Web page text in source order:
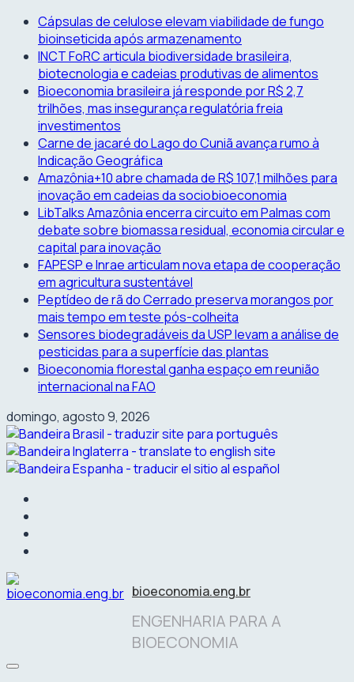
Skip
content
Cápsulas de celulose elevam viabilidade de fungo
bioinseticida após armazenamento
INCT FoRC articula biodiversidade brasileira,
biotecnologia e cadeias produtivas de alimentos
Bioeconomia brasileira já responde por R$ 2,7
trilhões, mas insegurança regulatória freia
investimentos
Carne de jacaré do Lago do Cuniã avança rumo à
Indicação Geográfica
Amazônia+10 abre chamada de R$ 107,1 milhões para
inovação em cadeias da sociobioeconomia
LibTalks Amazônia encerra circuito em Palmas com
debate sobre biomassa residual, economia circular e
capital para inovação
FAPESP e Inrae articulam nova etapa de cooperação
em agricultura sustentável
Peptídeo de rã do Cerrado preserva morangos por
mais tempo em teste pós-colheita
Sensores biodegradáveis da USP levam a análise de
pesticidas para a superfície das plantas
Bioeconomia florestal ganha espaço em reunião
internacional na FAO
domingo, agosto 9, 2026
bioeconomia.eng.br
ENGENHARIA PARA A
BIOECONOMIA